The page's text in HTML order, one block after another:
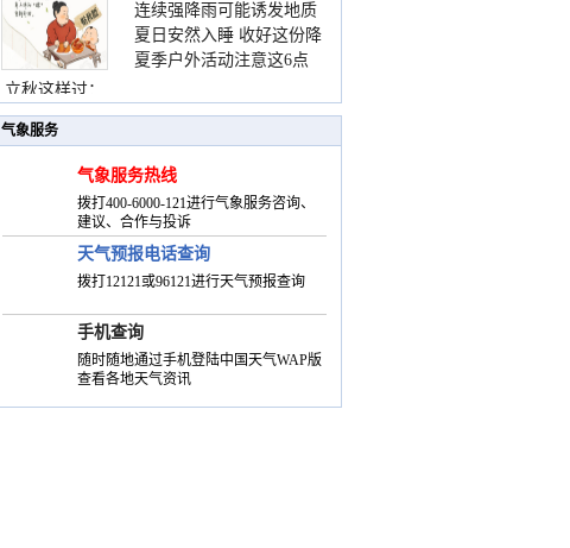
立秋这样过：
险提示请收好
连续强降雨可能诱发地质
灾害 这些前兆要知道
夏日安然入睡 收好这份降
温小贴士
夏季户外活动注意这6点
气象服务
气象服务热线
拨打400-6000-121进行气象服务咨询、
建议、合作与投诉
天气预报电话查询
拨打12121或96121进行天气预报查询
手机查询
随时随地通过手机登陆中国天气WAP版
查看各地天气资讯